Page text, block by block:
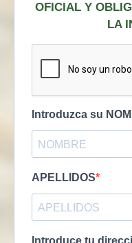
OFICIAL Y
LA
Introduzca su
APELLIDOS
Introduce tu